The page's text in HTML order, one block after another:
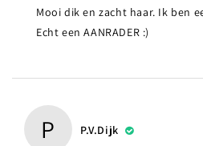
Mooi dik en zacht haar. Ik ben
Echt een AANRADER :)
P P.v.Dijk